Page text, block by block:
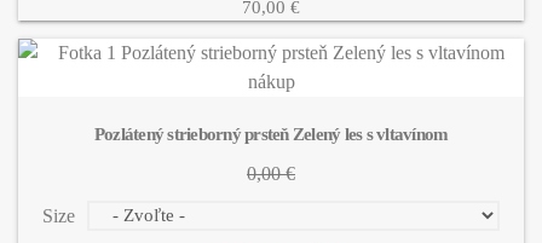
70,00 €
Pozlátený strieborný prsteň Zelený les s vltavínom
0,00 €
Size